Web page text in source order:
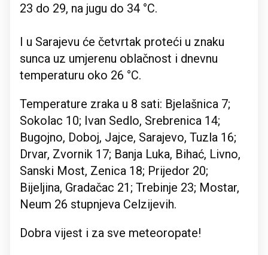
23 do 29, na jugu do 34 °C.
I u Sarajevu će četvrtak proteći u znaku
sunca uz umjerenu oblačnost i dnevnu
temperaturu oko 26 °C.
Temperature zraka u 8 sati: Bjelašnica 7;
Sokolac 10; Ivan Sedlo, Srebrenica 14;
Bugojno, Doboj, Jajce, Sarajevo, Tuzla 16;
Drvar, Zvornik 17; Banja Luka, Bihać, Livno,
Sanski Most, Zenica 18; Prijedor 20;
Bijeljina, Gradačac 21; Trebinje 23; Mostar,
Neum 26 stupnjeva Celzijevih.
Dobra vijest i za sve meteoropate!